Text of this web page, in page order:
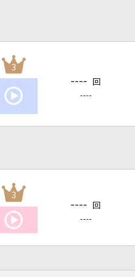
3
---- 回
----
3
---- 回
----